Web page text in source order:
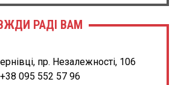
РАДІ ВАМ
пр. Незалежності, 106
+38 095 552 57 96